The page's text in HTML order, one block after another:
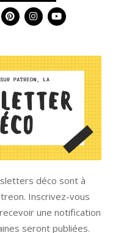
déco sont à
Inscrivez-vous
une notification
seront publiées.